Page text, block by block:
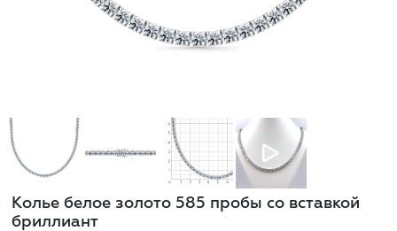
Колье белое золото 585 пробы со вставкой
бриллиант